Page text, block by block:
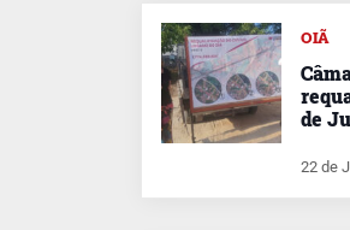
OIÃ
de
22 de